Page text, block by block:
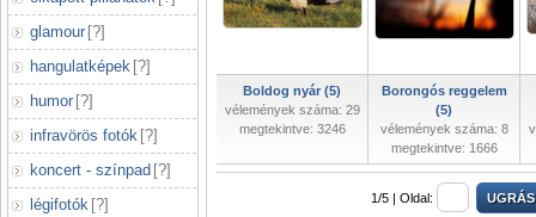
glamour [?]
hangulatképek [?]
humor [?]
infravörös fotók [?]
koncert - színpad [?]
légifotók [?]
Boldog nyár (5)
vélemények száma: 29
megtekintve: 3246
Borongós reggelem
(5)
vélemények száma: 8
megtekintve: 1666
1/5 | Oldal: